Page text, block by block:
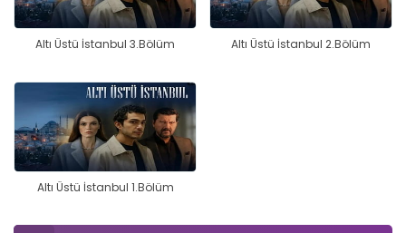
Altı Üstü İstanbul 3.Bölüm Altı Üstü İstanbul 2.Bölüm
Altı Üstü İstanbul 1.Bölüm